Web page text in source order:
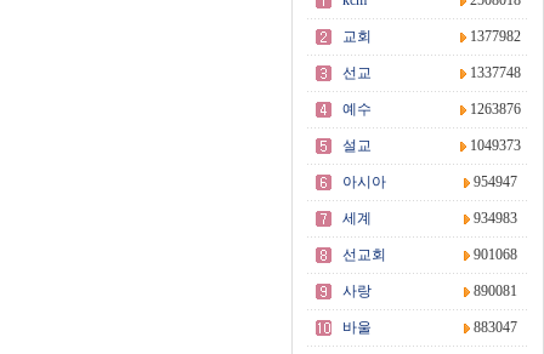
교회 1377982
선교 1337748
예수 1263876
설교 1049373
아시아 954947
세계 934983
선교회 901068
사랑 890081
바울 883047